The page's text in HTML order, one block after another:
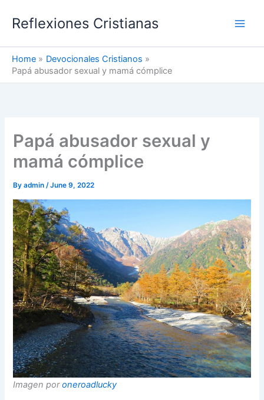
Reflexiones Cristianas
Home
Devocionales Cristianos
Papá abusador sexual y mamá cómplice
Papá abusador sexual y
mamá cómplice
Byadmin/June 9, 2022
Imagen poroneroadlucky